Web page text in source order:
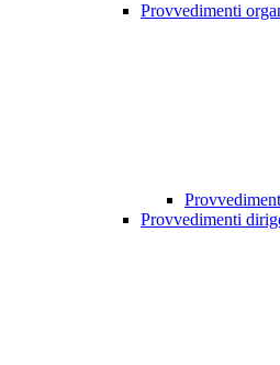
Provvedimenti
Provvedimenti